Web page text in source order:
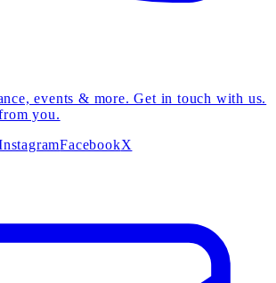
events & more. Get in touch with us.
you.
FacebookX